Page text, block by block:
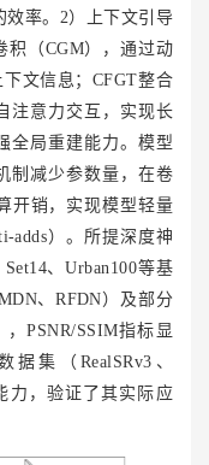
效率。2）上下文引导
积（CGM），通过动
文信息；CFGT整合
注意力交互，实现长
全局重建能力。模型
制减少参数量，在卷
开销，实现模型轻量
adds）。所提深度神
、Urban100等基
、RFDN）及部分
，PSNR/SSIM指标显
集（RealSRv3、
力，验证了其实际应